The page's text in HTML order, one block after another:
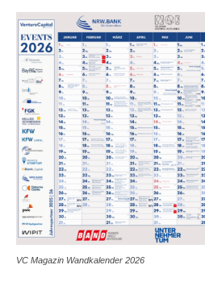
VC Magazin Wandkalender 2026